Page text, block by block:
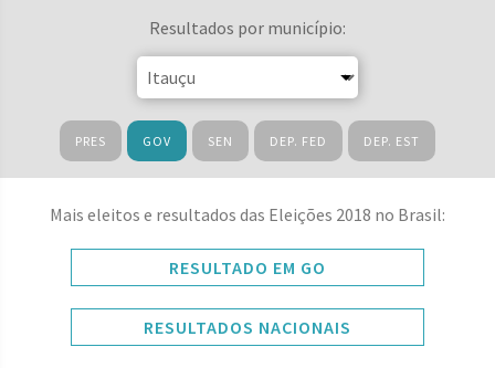
Resultados por município:
PRES GOV SEN DEP. FED DEP. EST
Mais eleitos e resultados das Eleições 2018 no Brasil:
RESULTADO EM GO
RESULTADOS NACIONAIS